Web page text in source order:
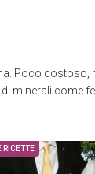
Poco costoso,
minerali come
RICETTE